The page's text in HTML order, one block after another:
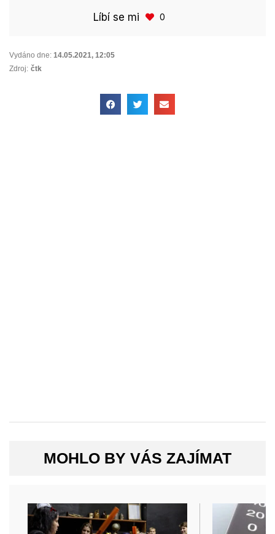
Líbí se mi 0
Vydáno dne: 14.05.2021, 12:05
Zdroj: čtk
MOHLO BY VÁS ZAJÍMAT